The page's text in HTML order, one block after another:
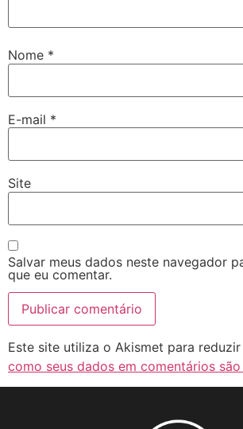
Nome *
E-mail *
Site
Salvar meus dados neste navegador
que eu comentar.
Este site utiliza o Akismet para reduzir
como seus dados em comentários